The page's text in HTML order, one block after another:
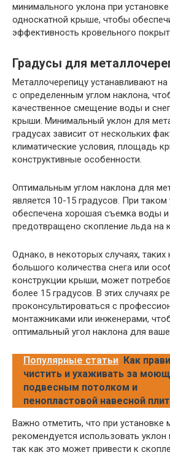
минимального уклона при
односкатной крыше, чтобы
эффективность кровельного
Градусы для
Металлочерепицу устанавливают
с определенным углом наклона,
качественное смещение воды и
крыши. Минимальный уклон для
градусах зависит от нескольких
климатические условия, площадь
конструктивные особенности.
Оптимальным углом наклона для
является 10-15 градусов. При таком
обеспечена хорошая съемка воды и
предотвращено скопление льда на
Однако, в некоторых случаях, таких
большого количества снега или
конструкции крыши, может
более 15 градусов. В этих случаях
проконсультироваться с
монтажниками или инженерами,
оптимальный угол наклона для
Популярные статьи Как
чистить и ухаживать за
подвесным потолком и
пенопластовой навесной
Важно отметить, что при установке
рекомендуется использовать уклон
так как это может привести к